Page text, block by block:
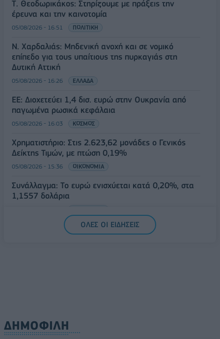
Τ. Θεοδωρικάκος: Στηρίζουμε με πράξεις την
έρευνα και την καινοτομία
05/08/2026 - 16:51 ΠΟΛΙΤΙΚΗ
Ν. Χαρδαλιάς: Μηδενική ανοχή και σε νομικό
επίπεδο για τους υπαίτιους της πυρκαγιάς στη
Δυτική Αττική
05/08/2026 - 16:26 ΕΛΛΑΔΑ
ΕΕ: Διοχετεύει 1,4 δισ. ευρώ στην Ουκρανία από
παγωμένα ρωσικά κεφάλαια
05/08/2026 - 16:03 ΚΟΣΜΟΣ
Χρηματιστήριο: Στις 2.623,62 μονάδες ο Γενικός
Δείκτης Τιμών, με πτώση 0,19%
05/08/2026 - 15:36 ΟΙΚΟΝΟΜΙΑ
Συνάλλαγμα: Το ευρώ ενισχύεται κατά 0,20%, στα
1,1557 δολάρια
ΟΛΕΣ ΟΙ ΕΙΔΗΣΕΙΣ
ΔΗΜΟΦΙΛΗ